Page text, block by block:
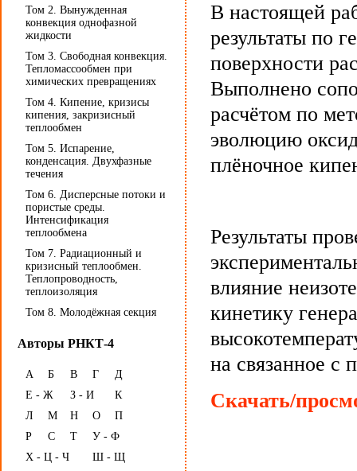
Том 2. Вынужденная
конвекция однофазной
жидкости
Том 3. Свободная конвекция.
Тепломассообмен при
химических превращениях
Том 4. Кипение, кризисы
кипения, закризисный
теплообмен
Том 5. Испарение,
конденсация. Двухфазные
течения
Том 6. Дисперсные потоки и
пористые среды.
Интенсификация
теплообмена
Том 7. Радиационный и
кризисный теплообмен.
Теплопроводность,
теплоизоляция
Том 8. Молодёжная секция
Авторы РНКТ-4
А Б В Г
Д
Е - Ж
З - И
К
Л
М Н О
П
Р
С Т
У - Ф
Х - Ц - Ч
Ш - Щ
В настоящей
результаты по
поверхности
Выполнено
расчётом по
эволюцию
плёночное
Результаты
влияние
кинетику
на связанное с
Скачать/